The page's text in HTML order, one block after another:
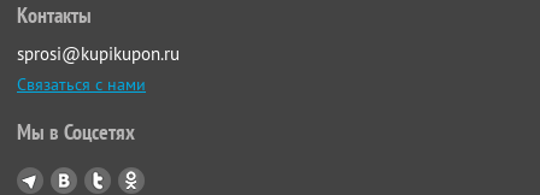
Контакты
sprosi@kupikupon.ru
Связаться с нами
Мы в Соцсетях